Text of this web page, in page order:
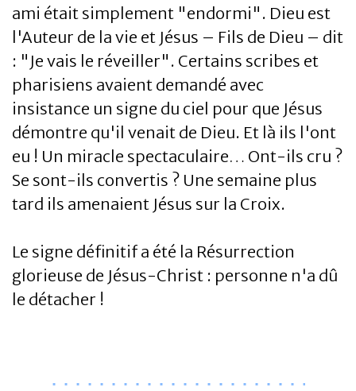
ami était simplement "endormi". Dieu est
l'Auteur de la vie et Jésus – Fils de Dieu – dit
: "Je vais le réveiller". Certains scribes et
pharisiens avaient demandé avec
insistance un signe du ciel pour que Jésus
démontre qu'il venait de Dieu. Et là ils l'ont
eu ! Un miracle spectaculaire… Ont-ils cru ?
Se sont-ils convertis ? Une semaine plus
tard ils amenaient Jésus sur la Croix.
Le signe définitif a été la Résurrection
glorieuse de Jésus-Christ : personne n'a dû
le détacher !